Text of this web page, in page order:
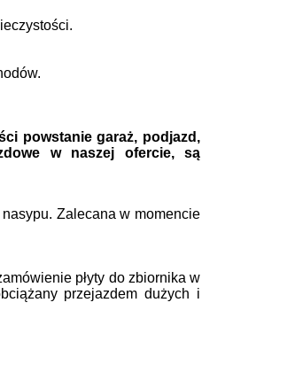
powstanie garaż, podjazd,
w naszej ofercie, są
Zalecana w momencie
płyty do zbiornika w
przejazdem dużych i